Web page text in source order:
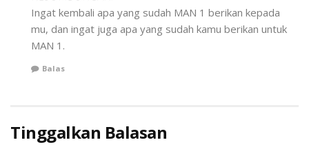
Ingat kembali apa yang sudah MAN 1 berikan kepada
mu, dan ingat juga apa yang sudah kamu berikan untuk
MAN 1.
Balas
Tinggalkan Balasan